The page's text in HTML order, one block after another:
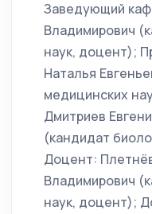
Заведующий
Владимирович
наук, доцент);
Наталья
медицинских
Дмитриев
(кандидат
Доцент:
Владимирович
наук, доцент);